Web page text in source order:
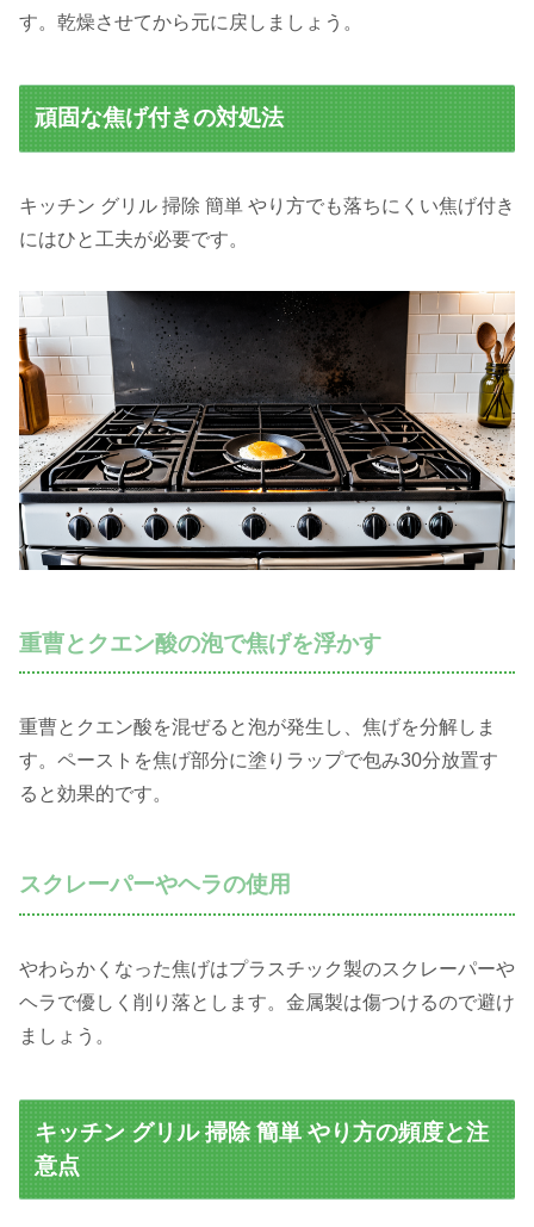
す。乾燥させてから元に戻しましょう。
頑固な焦げ付きの対処法
キッチン グリル 掃除 簡単 やり方でも落ちにくい焦げ付き
にはひと工夫が必要です。
重曹とクエン酸の泡で焦げを浮かす
重曹とクエン酸を混ぜると泡が発生し、焦げを分解しま
す。ペーストを焦げ部分に塗りラップで包み30分放置す
ると効果的です。
スクレーパーやヘラの使用
やわらかくなった焦げはプラスチック製のスクレーパーや
ヘラで優しく削り落とします。金属製は傷つけるので避け
ましょう。
キッチン グリル 掃除 簡単 やり方の頻度と注
意点